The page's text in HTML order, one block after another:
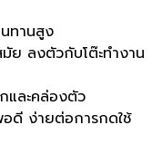
ทานสูง
ลงตัวกับโต๊ะทำงาน
และคล่องตัว
ดี ง่ายต่อการกดใช้